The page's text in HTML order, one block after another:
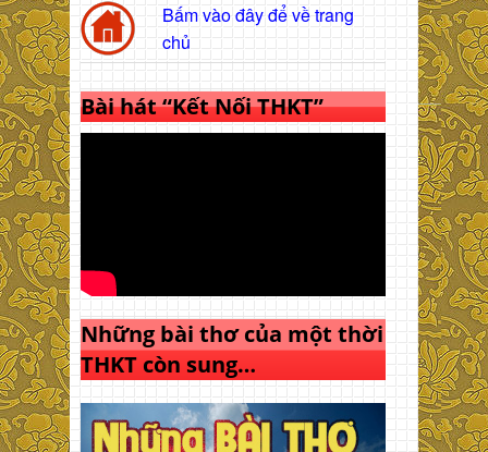
Bấm vào đây để về trang
chủ
Bài hát “Kết Nối THKT”
Những bài thơ của một thời
THKT còn sung…